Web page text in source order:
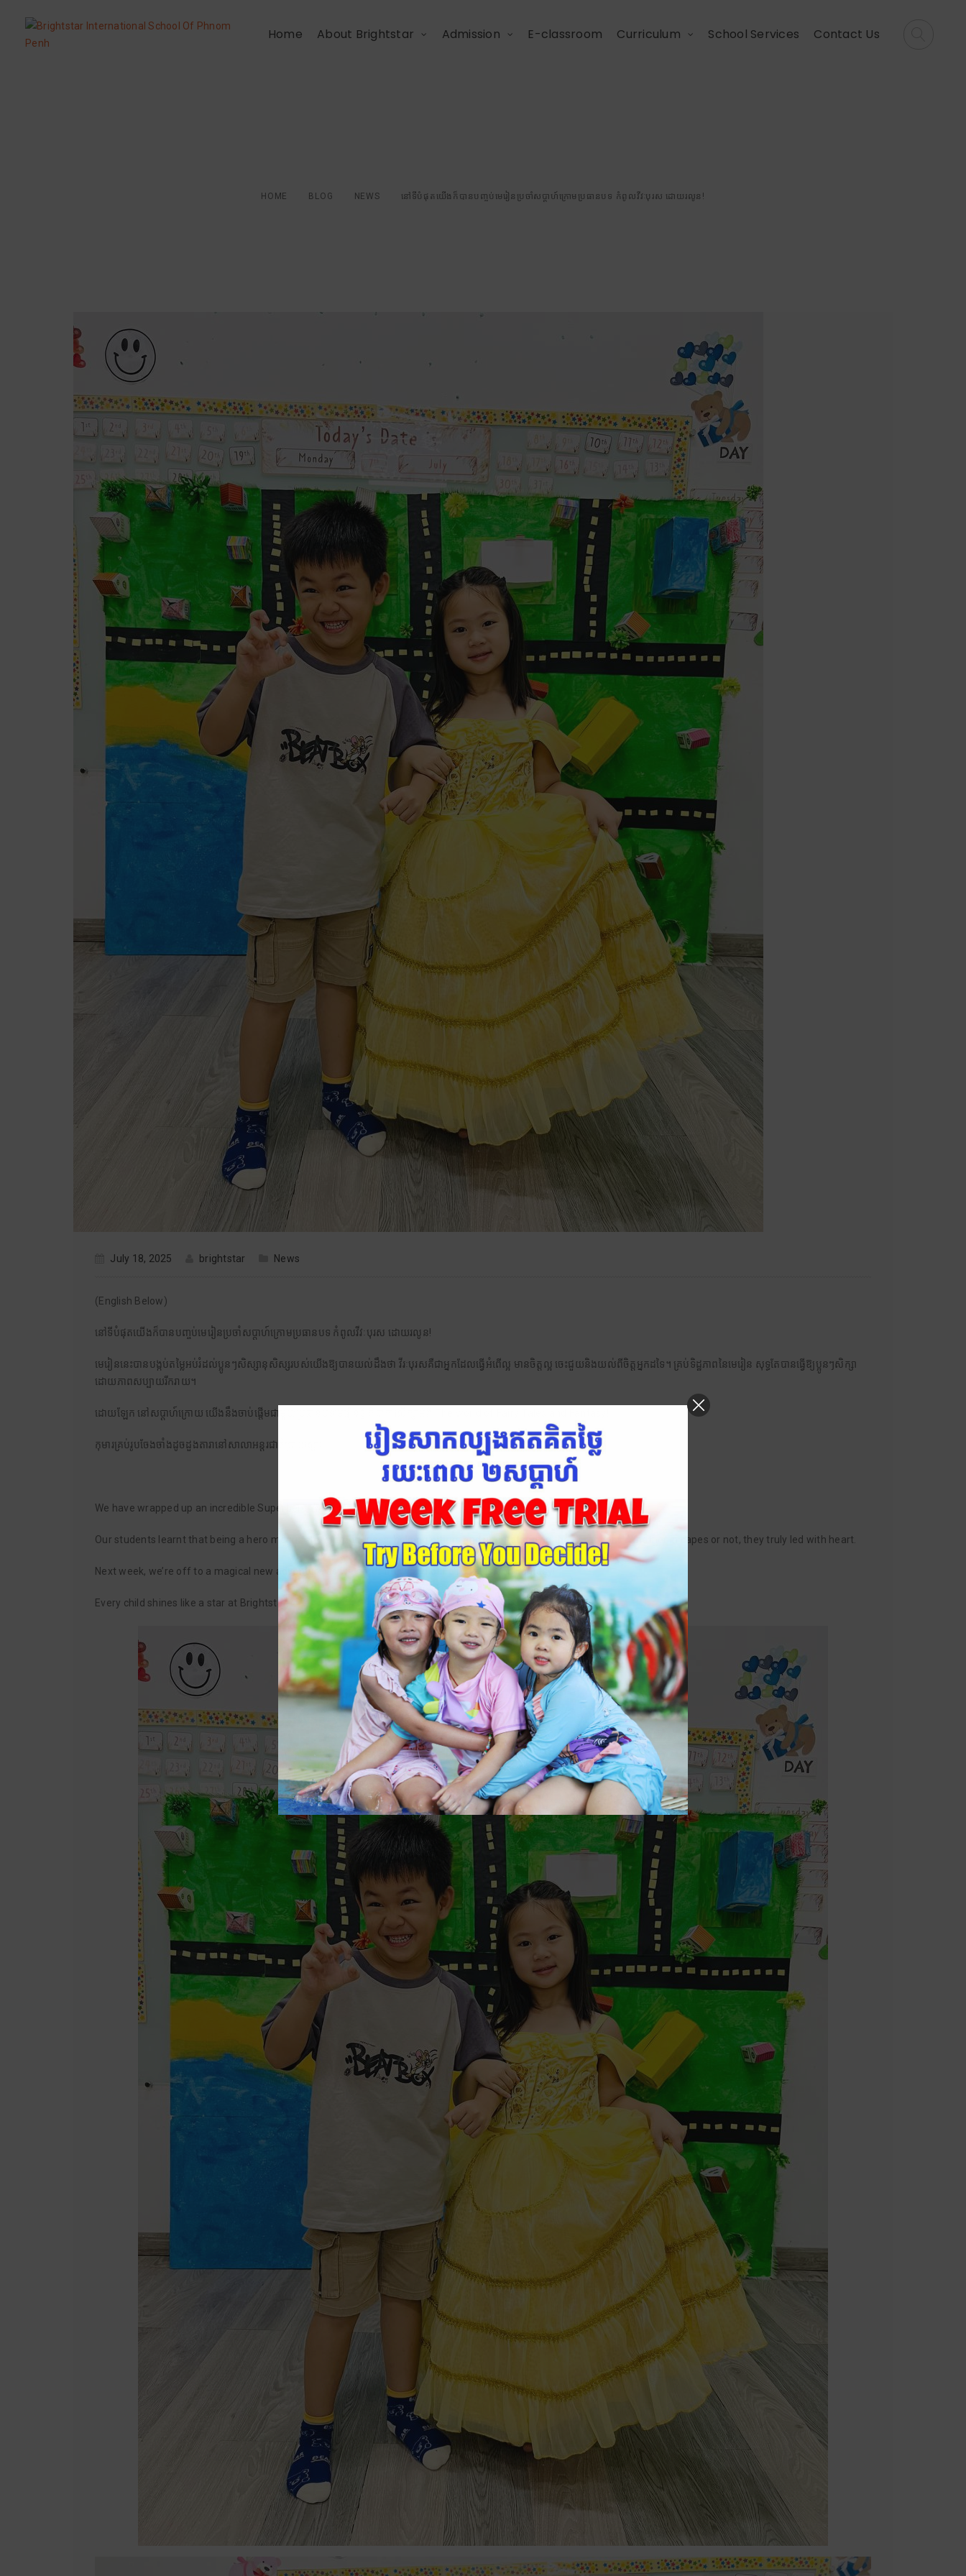
Home About Brightstar Admission E-classroom Curriculum School Services Contact Us
HOME BLOG NEWS នៅទីបំផុតយើងក៏បានបញ្ចប់មេរៀនប្រចាំសប្តាហ៍ក្រោមប្រធានបទ កំពូលវីវៈបុរស ដោយរលូន!
July 18, 2025 brightstar News
(English Below)
នៅទីបំផុតយើងក៏បានបញ្ចប់មេរៀនប្រចាំសប្តាហ៍ក្រោមប្រធានបទ កំពូលវីវៈបុរស ដោយរលូន!
មេរៀននេះបានបង្កប់តម្លៃអប់រំដល់ប្អូនៗសិស្សានុសិស្សរបស់យើងឱ្យបានយល់ដឹងថា វីរៈបុរសគឺជាអ្នកដែលធ្វើអំពើល្អ មានចិត្តល្អ ចេះជួយនិងយល់ពីចិត្តអ្នកដទៃ។ គ្រប់ទិដ្ឋភាពនៃមេរៀន សុទ្ធតែបានធ្វើឱ្យប្អូនៗសិក្សា
ដោយភាពសប្បាយរីករាយ។
ដោយឡែក នៅសប្តាហ៍ក្រោយ យើងនឹងចាប់ផ្តើមជាមួយប្រធានបទមេរៀនថ្មី គឺជាការសិក្សាអំពី The world of Fairy Tales and Fantasy!
កុមារគ្រប់រូបចែងចាំងដូចដួងតារានៅសាលាអន្តរជាតិប្រាយស្តារ!
We have wrapped up an incredible Superhero Week at Brightstar.
Our students learnt that being a hero means showing kindness, helping others and understanding their emotions. Whether in capes or not, they truly led with heart.
Next week, we’re off to a magical new adventure as we enter the world of Fairy Tales and Fantasy!
Every child shines like a star at Brightstar!